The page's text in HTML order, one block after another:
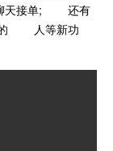
聊天接单; 还有
的 人等新功